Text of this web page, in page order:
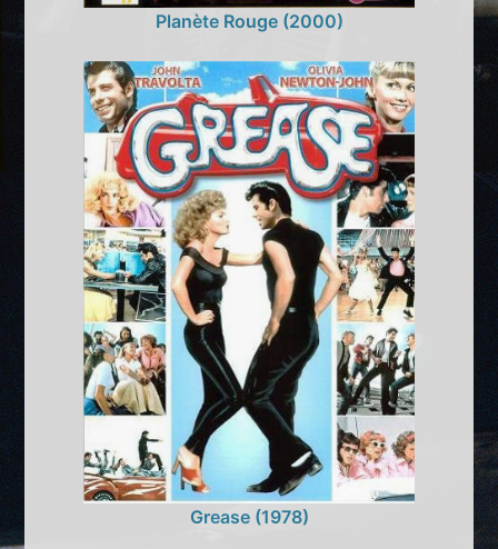
Planète Rouge (2000)
Grease (1978)